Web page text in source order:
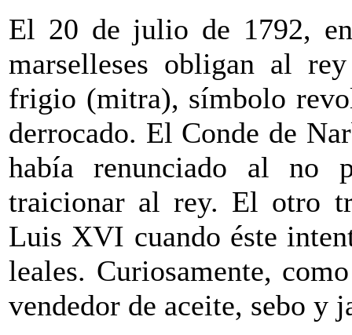
El 20 de julio de 1792,
marselleses obligan al
frigio (mitra), símbolo
derrocado. El Conde de
había renunciado al no
traicionar al rey. El otro
Luis XVI cuando éste
leales. Curiosamente,
vendedor de aceite, sebo y